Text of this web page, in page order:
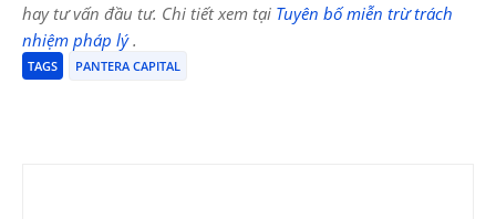
hay tư vấn đầu tư. Chi tiết xem tại Tuyên bố miễn trừ trách
nhiệm pháp lý.
TAGS PANTERA CAPITAL